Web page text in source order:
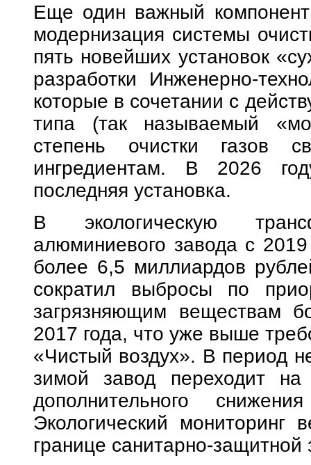
Еще один важный компонент
модернизация системы
пять новейших установок
разработки Инженерно-
которые в сочетании с
типа (так называемый
степень очистки газов
ингредиентам. В 2026
последняя установка.
В экологическую
алюминиевого завода с
более 6,5 миллиардов
сократил выбросы по
загрязняющим веществам
2017 года, что уже выше
«Чистый воздух». В период
зимой завод переходит
дополнительного
Экологический мониторинг
границе санитарно-защитной